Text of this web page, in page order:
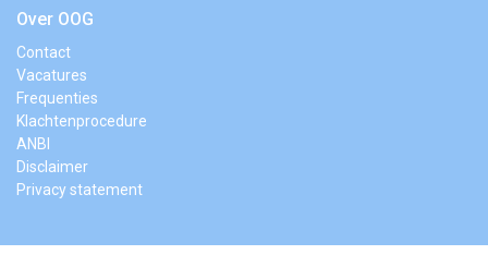
Over OOG
Contact
Vacatures
Frequenties
Klachtenprocedure
ANBI
Disclaimer
Privacy statement